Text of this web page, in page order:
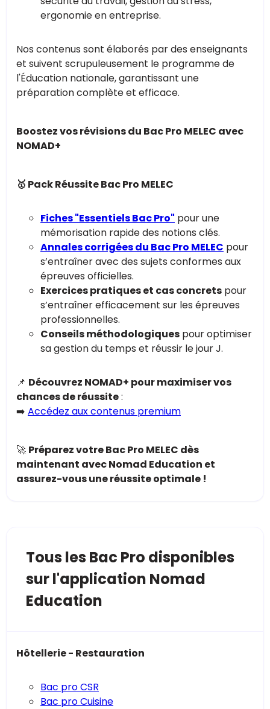
ergonomie en entreprise.
Nos contenus sont élaborés par des enseignants
et suivent scrupuleusement le programme de
l'Éducation nationale, garantissant une
préparation complète et efficace.
Boostez vos révisions du Bac Pro MELEC avec
NOMAD+
🥇 Pack Réussite Bac Pro MELEC
Fiches "Essentiels Bac Pro" pour une
mémorisation rapide des notions clés.
Annales corrigées du Bac Pro MELEC pour
s’entraîner avec des sujets conformes aux
épreuves officielles.
Exercices pratiques et cas concrets pour
s’entraîner efficacement sur les épreuves
professionnelles.
Conseils méthodologiques pour optimiser
sa gestion du temps et réussir le jour J.
📌 Découvrez NOMAD+ pour maximiser vos
chances de réussite:
➡️ Accédez aux contenus premium
🚀 Préparez votre Bac Pro MELEC dès
maintenant avec Nomad Education et
assurez-vous une réussite optimale !
Tous les Bac Pro disponibles
sur l'application Nomad
Education
Hôtellerie - Restauration
Bac pro CSR
Bac pro Cuisine